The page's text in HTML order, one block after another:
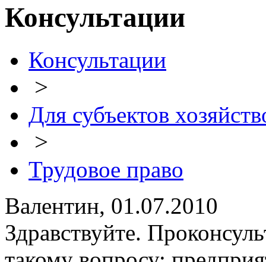
Консультации
Консультации
>
Для субъектов
>
Трудовое право
Валентин, 01.07.2010
Здравствуйте.